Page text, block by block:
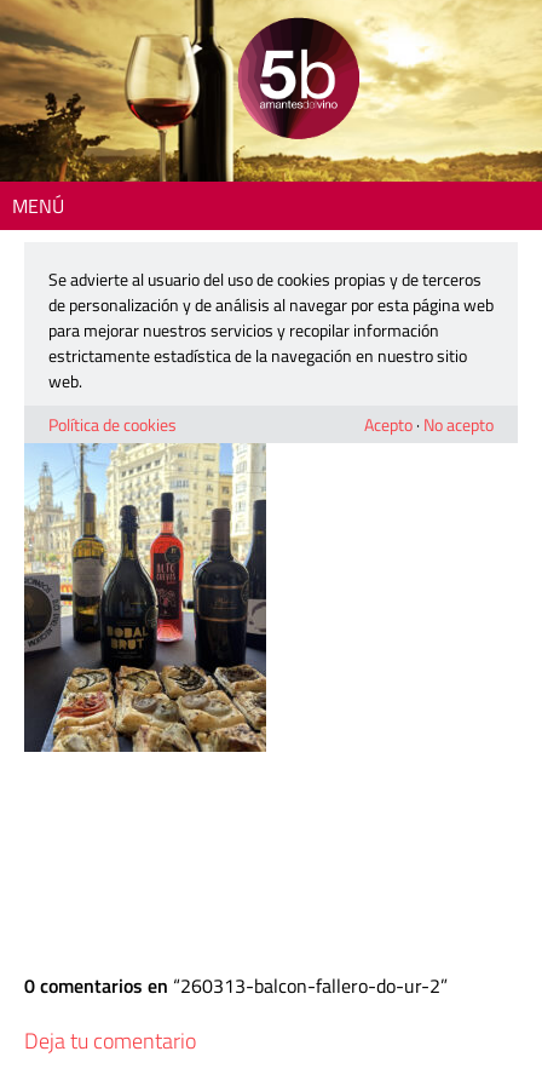
MENÚ
260313-balcon-fallero-do-ur-2
13 marzo, 2026
0 comentarios en 260313-balcon-fallero-do-ur-2
Deja tu comentario
Se advierte al usuario del uso de cookies propias y de terceros
de personalización y de análisis al navegar por esta página web
para mejorar nuestros servicios y recopilar información
estrictamente estadística de la navegación en nuestro sitio
web.
Política de cookies
Acepto· No acepto